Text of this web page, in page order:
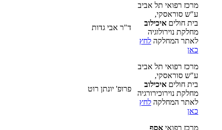
מרכז רפואי תל אביב
ע"ש סוראסקי,
בית חולים איכילוב
מחלקת נוירולוגיה
לאתר המחלקה לחץ
כאן
ד"ר אבי גדות
מרכז רפואי תל אביב
ע"ש סוראסקי,
בית חולים איכילוב
מחלקת נוירוכירורגיה
לאתר המחלקה לחץ
כאן
פרופ' יונתן רוט
מרכז רפואי אסף